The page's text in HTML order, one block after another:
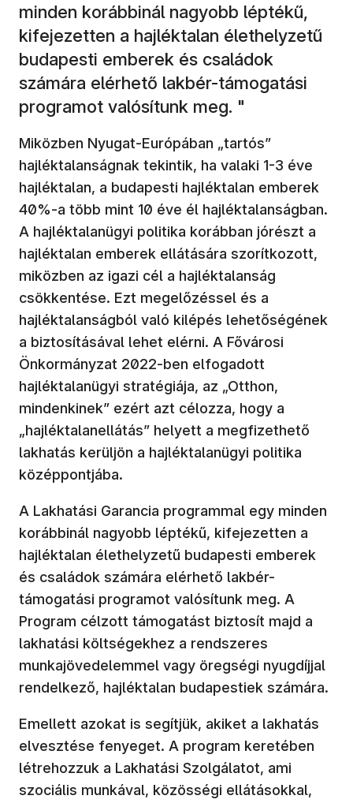
minden korábbinál nagyobb léptékű,
kifejezetten a hajléktalan élethelyzetű
budapesti emberek és családok
számára elérhető lakbér-támogatási
programot valósítunk meg. "
Miközben Nyugat-Európában „tartós”
hajléktalanságnak tekintik, ha valaki 1-3 éve
hajléktalan, a budapesti hajléktalan emberek
40%-a több mint 10 éve él hajléktalanságban.
A hajléktalanügyi politika korábban jórészt a
hajléktalan emberek ellátására szorítkozott,
miközben az igazi cél a hajléktalanság
csökkentése. Ezt megelőzéssel és a
hajléktalanságból való kilépés lehetőségének
a biztosításával lehet elérni. A Fővárosi
Önkormányzat 2022-ben elfogadott
hajléktalanügyi stratégiája, az „Otthon,
mindenkinek” ezért azt célozza, hogy a
„hajléktalanellátás” helyett a megfizethető
lakhatás kerüljön a hajléktalanügyi politika
középpontjába.
A Lakhatási Garancia programmal egy minden
korábbinál nagyobb léptékű, kifejezetten a
hajléktalan élethelyzetű budapesti emberek
és családok számára elérhető lakbér-
támogatási programot valósítunk meg. A
Program célzott támogatást biztosít majd a
lakhatási költségekhez a rendszeres
munkajövedelemmel vagy öregségi nyugdíjjal
rendelkező, hajléktalan budapestiek számára.
Emellett azokat is segítjük, akiket a lakhatás
elvesztése fenyeget. A program keretében
létrehozzuk a Lakhatási Szolgálatot, ami
szociális munkával, közösségi ellátásokkal,